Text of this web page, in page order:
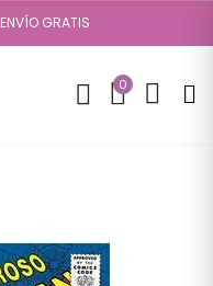
ENVÍO GRATIS
0